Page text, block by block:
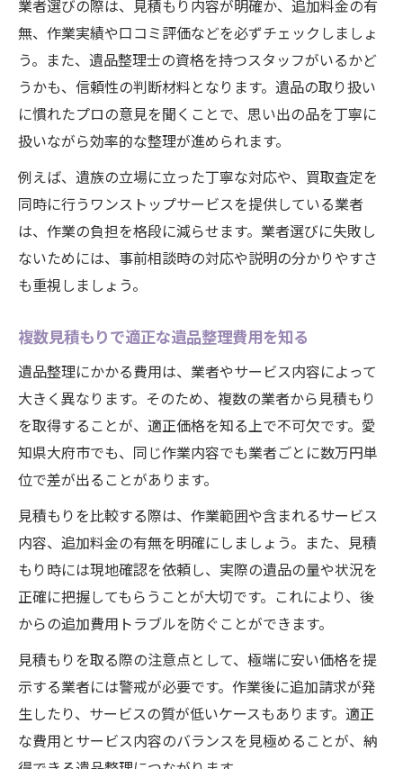
業者選びの際は、見積もり内容が明確か、追加料金の有
無、作業実績や口コミ評価などを必ずチェックしましょ
う。また、遺品整理士の資格を持つスタッフがいるかど
うかも、信頼性の判断材料となります。遺品の取り扱い
に慣れたプロの意見を聞くことで、思い出の品を丁寧に
扱いながら効率的な整理が進められます。
例えば、遺族の立場に立った丁寧な対応や、買取査定を
同時に行うワンストップサービスを提供している業者
は、作業の負担を格段に減らせます。業者選びに失敗し
ないためには、事前相談時の対応や説明の分かりやすさ
も重視しましょう。
複数見積もりで適正な遺品整理費用を知る
遺品整理にかかる費用は、業者やサービス内容によって
大きく異なります。そのため、複数の業者から見積もり
を取得することが、適正価格を知る上で不可欠です。愛
知県大府市でも、同じ作業内容でも業者ごとに数万円単
位で差が出ることがあります。
見積もりを比較する際は、作業範囲や含まれるサービス
内容、追加料金の有無を明確にしましょう。また、見積
もり時には現地確認を依頼し、実際の遺品の量や状況を
正確に把握してもらうことが大切です。これにより、後
からの追加費用トラブルを防ぐことができます。
見積もりを取る際の注意点として、極端に安い価格を提
示する業者には警戒が必要です。作業後に追加請求が発
生したり、サービスの質が低いケースもあります。適正
な費用とサービス内容のバランスを見極めることが、納